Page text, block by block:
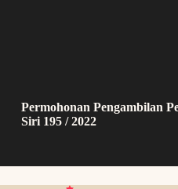
Permohonan Pengambilan
Siri 195 / 2022